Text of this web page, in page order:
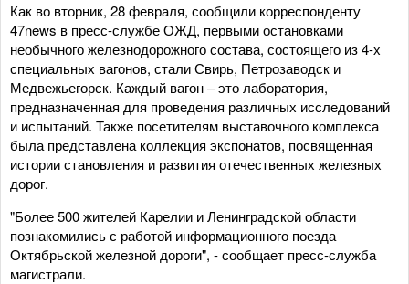
Как во вторник, 28 февраля, сообщили корреспонденту
47news в пресс-службе ОЖД, первыми остановками
необычного железнодорожного состава, состоящего из 4-х
специальных вагонов, стали Свирь, Петрозаводск и
Медвежьегорск. Каждый вагон – это лаборатория,
предназначенная для проведения различных исследований
и испытаний. Также посетителям выставочного комплекса
была представлена коллекция экспонатов, посвященная
истории становления и развития отечественных железных
дорог.
"Более 500 жителей Карелии и Ленинградской области
познакомились с работой информационного поезда
Октябрьской железной дороги", - сообщает пресс-служба
магистрали.